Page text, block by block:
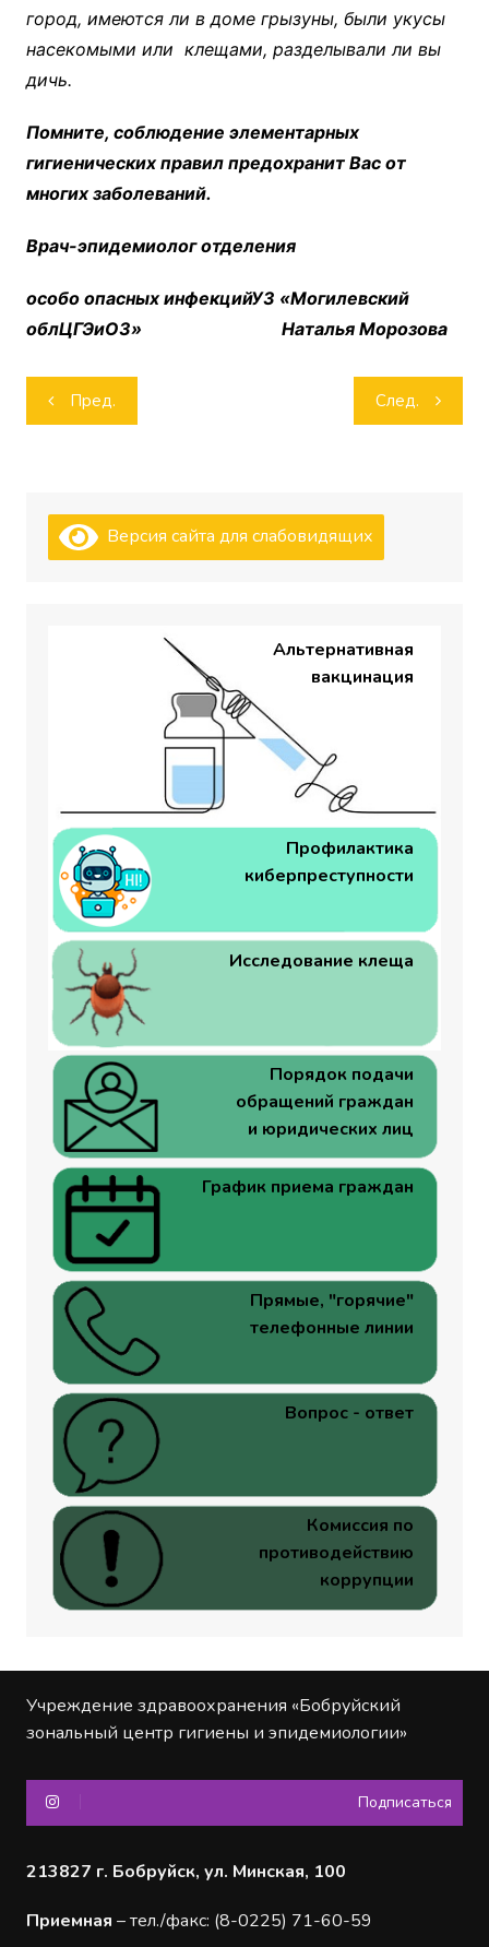
город, имеются ли в доме грызуны, были укусы
насекомыми или клещами, разделывали ли вы
дичь.
Помните, соблюдение элементарных
гигиенических правил предохранит Вас от
многих заболеваний.
Врач-эпидемиолог отделения
особо опасных инфекцийУЗ «Могилевский
облЦГЭиОЗ» Наталья Морозова
Навигация
по
Пред. След.
Версия сайта для слабовидящих
Альтернативная
вакцинация
Профилактика
киберпреступности
Исследование клеща
Порядок подачи
обращений граждан
и юридических лиц
График приема граждан
Прямые, "горячие"
телефонные линии
Вопрос - ответ
Комиссия по
противодействию
коррупции
Учреждение здравоохранения «Бобруйский
зональный центр гигиены и эпидемиологии»
Подписаться
213827 г. Бобруйск, ул. Минская, 100
Приемная – тел./факс: (8-0225) 71-60-59